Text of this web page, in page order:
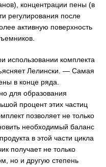
концентрации пены (в
регулирования после
активную поверхность
использовании комплекта
Лелински. — Самая
в конце ряда.
для образования
процент этих частиц
позволяет не только
необходимый баланс
в этой части цикла
получает не только
но и другую степень